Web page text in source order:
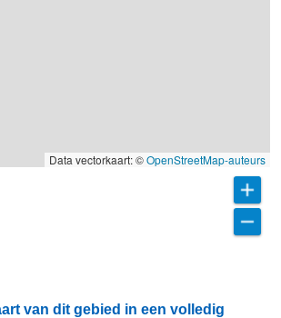
Data vectorkaart: ©OpenStreetMap-auteurs
van dit gebied in een volledig